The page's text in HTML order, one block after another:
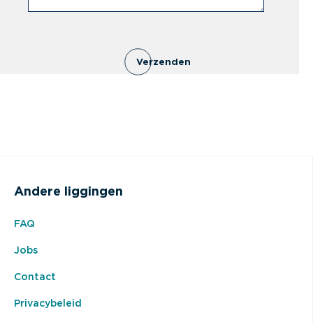
Verzenden
Andere liggingen
FAQ
Jobs
Contact
Privacybeleid